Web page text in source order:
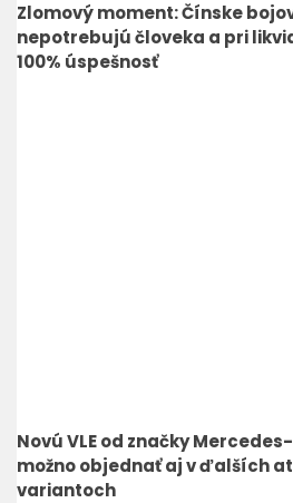
Zlomový moment: Čínske
nepotrebujú človeka a pri
100% úspešnosť
Novú VLE od značky
možno objednať aj v ďalších
variantoch